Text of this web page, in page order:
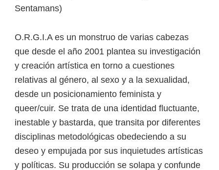
Sentamans)
O.R.G.I.A es un monstruo de varias cabezas
que desde el año 2001 plantea su investigación
y creación artística en torno a cuestiones
relativas al género, al sexo y a la sexualidad,
desde un posicionamiento feminista y
queer/cuir. Se trata de una identidad fluctuante,
inestable y bastarda, que transita por diferentes
disciplinas metodológicas obedeciendo a su
deseo y empujada por sus inquietudes artísticas
y políticas. Su producción se solapa y confunde